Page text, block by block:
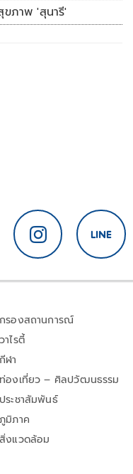
ภาพ 'สุนารี'
กรองสถานการณ์
วาไรตี้
กีฬา
ท่องเที่ยว – ศิลปวัฒนธรรม
ประชาสัมพันธ์
ภูมิภาค
สิ่งแวดล้อม